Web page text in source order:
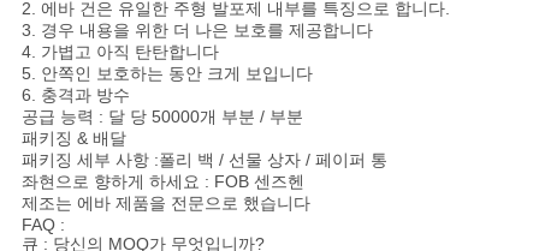
2. 에바 건은 유일한 주형 발포제 내부를 특징으로 합니다.
3. 경우 내용을 위한 더 나은 보호를 제공합니다
4. 가볍고 아직 탄탄합니다
5. 안쪽인 보호하는 동안 크게 보입니다
6. 충격과 방수
공급 능력 : 달 당 50000개 부분 / 부분
패키징 & 배달
패키징 세부 사항 :폴리 백 / 선물 상자 / 페이퍼 통
좌현으로 향하게 하세요 : FOB 센즈헨
제조는 에바 제품을 전문으로 했습니다
FAQ :
큐 : 당신의 MOQ가 무엇입니까?